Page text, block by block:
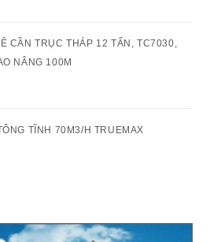
CẦN TRỤC THÁP 12 TẤN, TC7030,
NÂNG 100M
TĨNH 70M3/H TRUEMAX